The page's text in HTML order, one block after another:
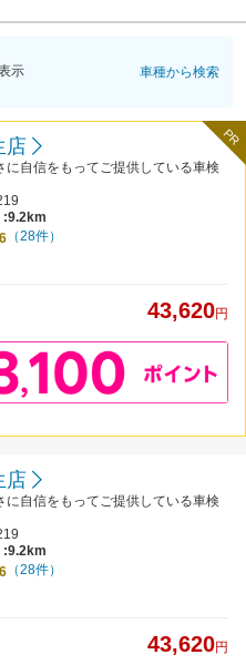
示 車種から検索
PR
店
自信をもってご提供している車検
:9.2km
（28件）
43,620円
店
自信をもってご提供している車検
:9.2km
（28件）
43,620円